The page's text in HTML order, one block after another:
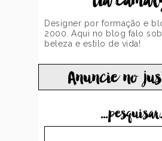
Designer por formação e
2000. Aqui no blog falo
beleza e estilo de vida!
Anuncie no